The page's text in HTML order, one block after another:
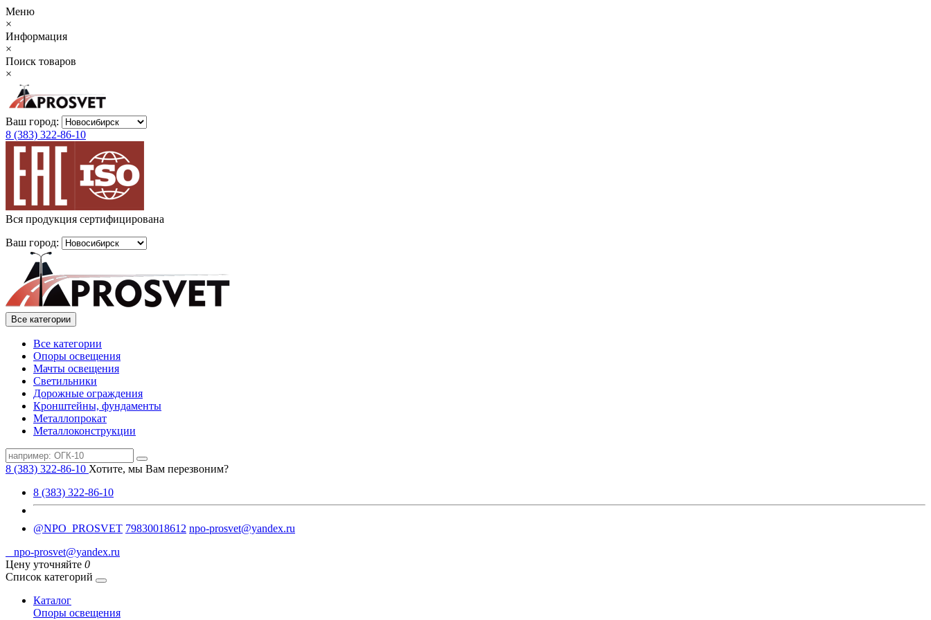
Меню
×
Информация
×
Поиск товаров
×
Ваш город:
8 (383) 322-86-10
Вся продукция сертифицирована
Ваш город:
Все категории
Все категории
Опоры освещения
Мачты освещения
Светильники
Дорожные ограждения
Кронштейны, фундаменты
Металлопрокат
Металлоконструкции
8 (383) 322-86-10 Хотите, мы Вам перезвоним?
8 (383) 322-86-10
@NPO_PROSVET 79830018612 npo-prosvet@yandex.ru
npo-prosvet@yandex.ru
Цену уточняйте 0
Список категорий
Каталог
Опоры освещения